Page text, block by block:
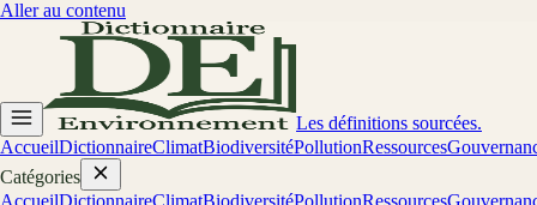
Aller au contenu
Les définitions sourcées.
AccueilDictionnaireClimatBiodiversitéPollutionRessources
Catégories
AccueilDictionnaireClimatBiodiversitéPollutionRessources